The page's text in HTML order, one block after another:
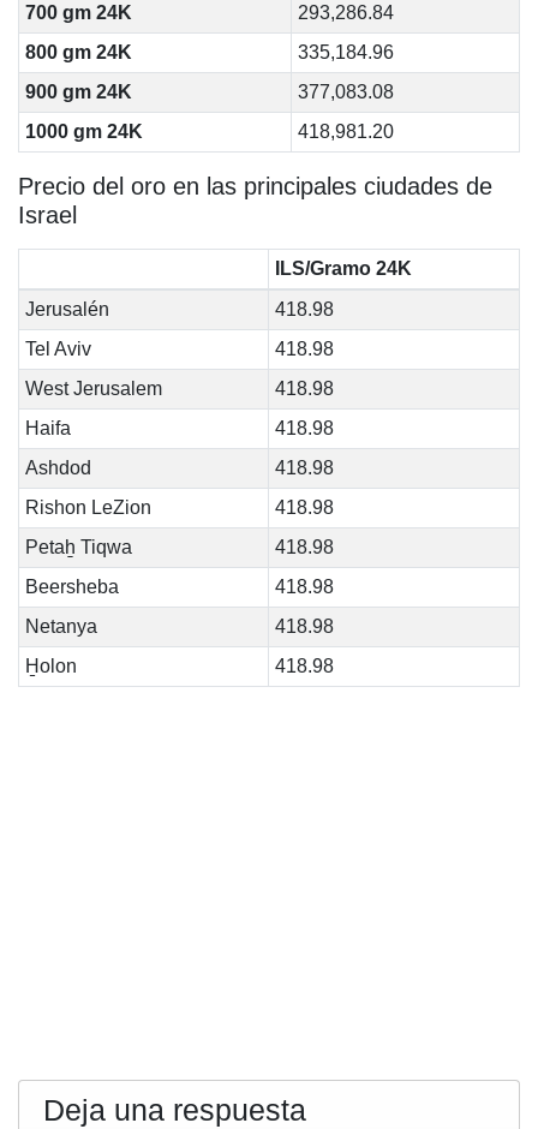
700 gm 24K
293,286.84
800 gm 24K
335,184.96
900 gm 24K
377,083.08
1000 gm 24K
418,981.20
Precio del oro en las principales ciudades de
Israel
ILS/Gramo 24K
Jerusalén
418.98
Tel Aviv
418.98
West Jerusalem
418.98
Haifa
418.98
Ashdod
418.98
Rishon LeZion
418.98
Petaẖ Tiqwa
418.98
Beersheba
418.98
Netanya
418.98
H̱olon
418.98
Deja una respuesta